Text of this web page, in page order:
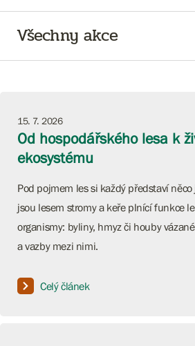
Všechny akce
15. 7. 2026
Od hospodářského lesa k
ekosystému
Pod pojmem les si každý představí
jsou lesem stromy a keře plnící funkce
organismy: byliny, hmyz či houby
a vazby mezi nimi.
Celý článek